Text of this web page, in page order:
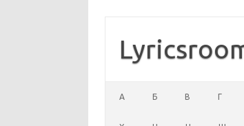
содержимому
А Б В Г